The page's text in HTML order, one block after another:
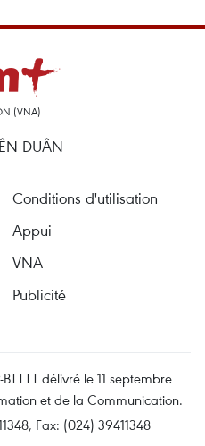
(VNA)
DUÂN
Conditions d'utilisation
Appui
VNA
Publicité
délivré le 11 septembre
et de la Communication.
Fax: (024) 39411348